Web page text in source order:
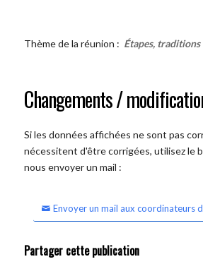
Thème de la réunion : Étapes, traditions
Changements /
Si les données affichées ne sont pas
nécessitent d'être corrigées, utilisez le
nous envoyer un mail :
Envoyer un mail aux coordinateurs
Partager cette publication